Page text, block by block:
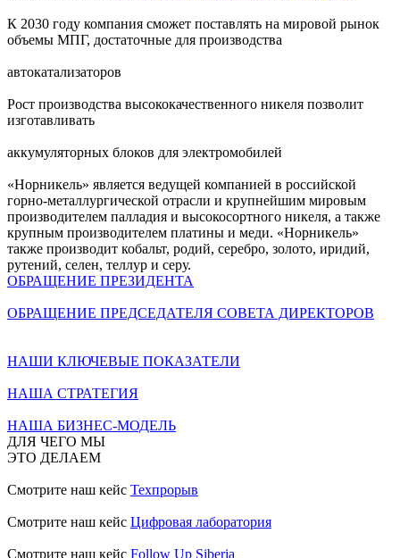
К 2030 году компания сможет поставлять на мировой рынок
объемы МПГ, достаточные для производства
автокатализаторов
Рост производства высококачественного никеля позволит
изготавливать
аккумуляторных блоков для электромобилей
«Норникель» является ведущей компанией в российской
горно-металлургической отрасли и крупнейшим мировым
производителем палладия и высокосортного никеля, а также
крупным производителем платины и меди. «Норникель»
также производит кобальт, родий, серебро, золото, иридий,
рутений, селен, теллур и серу.
ОБРАЩЕНИЕ ПРЕЗИДЕНТА
ОБРАЩЕНИЕ ПРЕДСЕДАТЕЛЯ СОВЕТА ДИРЕКТОРОВ
НАШИ КЛЮЧЕВЫЕ ПОКАЗАТЕЛИ
НАША СТРАТЕГИЯ
НАША БИЗНЕС-МОДЕЛЬ
ДЛЯ ЧЕГО МЫ
ЭТО ДЕЛАЕМ
Смотрите наш кейс Техпрорыв
Смотрите наш кейс Цифровая лаборатория
Смотрите наш кейс Follow Up Siberia